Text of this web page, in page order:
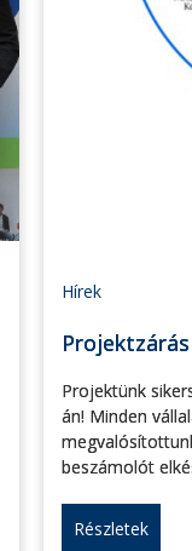
Hírek
Projektzárás
Projektünk
án! Minden
beszámolót
Részletek